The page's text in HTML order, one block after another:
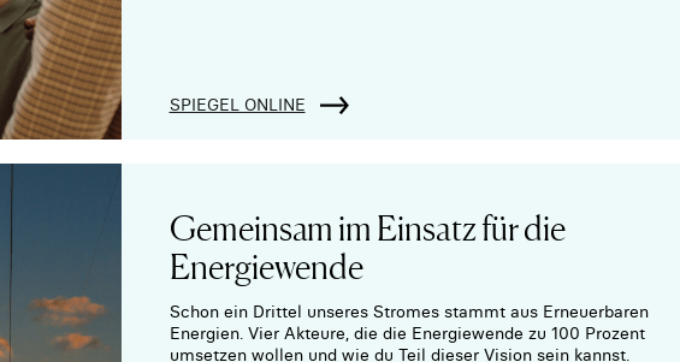
SPIEGEL ONLINE
Gemeinsam im Einsatz für die
Energiewende
Schon ein Drittel unseres Stromes stammt aus Erneuerbaren
Energien. Vier Akteure, die die Energiewende zu 100 Prozent
umsetzen wollen und wie du Teil dieser Vision sein kannst.